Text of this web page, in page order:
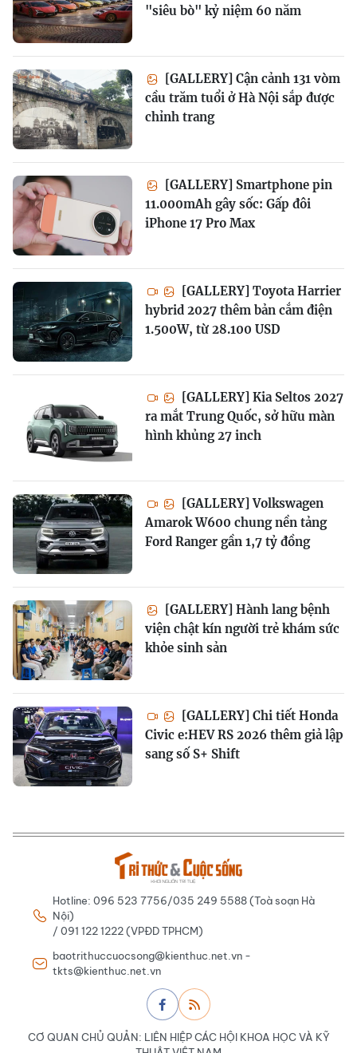
"siêu bò" kỷ niệm 60 năm
[GALLERY] Cận cảnh 131 vòm
cầu trăm tuổi ở Hà Nội sắp được
chỉnh trang
[GALLERY] Smartphone pin
11.000mAh gây sốc: Gấp đôi
iPhone 17 Pro Max
[GALLERY] Toyota Harrier
hybrid 2027 thêm bản cắm điện
1.500W, từ 28.100 USD
[GALLERY] Kia Seltos 2027
ra mắt Trung Quốc, sở hữu màn
hình khủng 27 inch
[GALLERY] Volkswagen
Amarok W600 chung nền tảng
Ford Ranger gần 1,7 tỷ đồng
[GALLERY] Hành lang bệnh
viện chật kín người trẻ khám sức
khỏe sinh sản
[GALLERY] Chi tiết Honda
Civic e:HEV RS 2026 thêm giả lập
sang số S+ Shift
Hotline: 096 523 7756/035 249 5588 (Toà soạn Hà
Nội)
/ 091 122 1222 (VPĐD TPHCM)
baotrithuccuocsong@kienthuc.net.vn -
tkts@kienthuc.net.vn
CƠ QUAN CHỦ QUẢN: LIÊN HIỆP CÁC HỘI KHOA HỌC VÀ KỸ